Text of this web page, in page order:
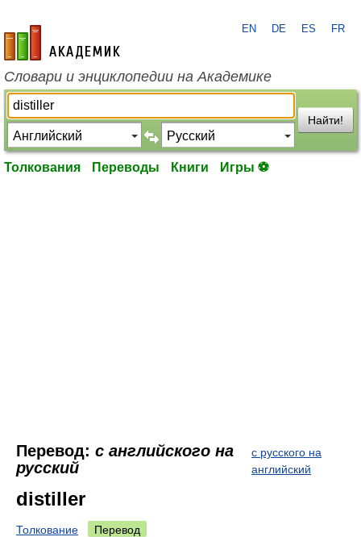
academic.ru
EN DE ES FR
Словари и энциклопедии на Академике
Найти!
Толкования Переводы Книги Игры ⚽
Перевод: с английского на
русский
с русского на
английский
distiller
Толкование Перевод